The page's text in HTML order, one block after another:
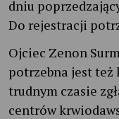
dniu
Do rejestracji
Ojciec Zenon
potrzebna jest też
trudnym czasie
centrów